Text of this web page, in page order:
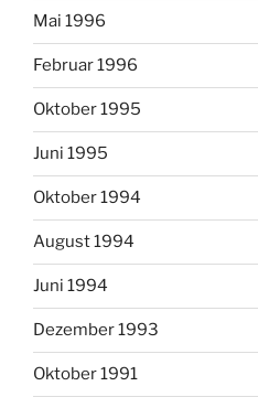
Mai 1996
Februar 1996
Oktober 1995
Juni 1995
Oktober 1994
August 1994
Juni 1994
Dezember 1993
Oktober 1991